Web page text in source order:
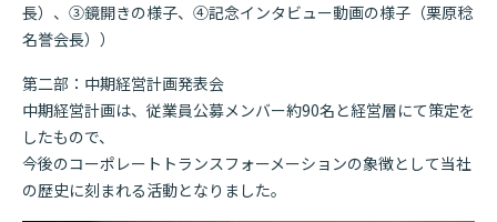
長）、③鏡開きの様子、④記念インタビュー動画の様子（栗原稔
名誉会長））
第二部：中期経営計画発表会
中期経営計画は、従業員公募メンバー約90名と経営層にて策定を
したもので、
今後のコーポレートトランスフォーメーションの象徴として当社
の歴史に刻まれる活動となりました。